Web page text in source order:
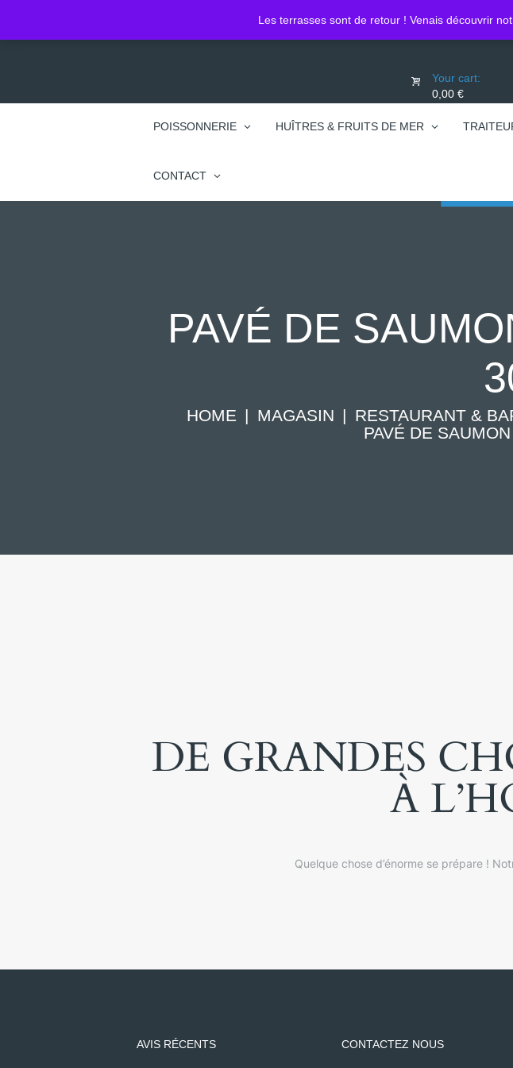
Les terrasses sont de retour ! Venais découvrir
2 Pl. Jean Jacques Rousseau
0450740095
Your cart:
0,00 €
POISSONNERIE HUÎTRES & FRUITS DE MER
CONTACT
PAVÉ DE
HOME MAGASIN RESTAURANT &
PAVÉ DE
DE GRANDES
À
Quelque chose d’énorme se prépare !
AVIS RÉCENTS CONTACTEZ NOUS